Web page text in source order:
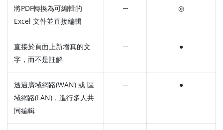
將PDF轉換為可編輯的
Excel 文件並直接編輯
─ ◎
直接於頁面上新增真的文
字，而不是註解
─ ●
透過廣域網路(WAN) 或 區
域網路(LAN)，進行多人共
同編輯
─ ●